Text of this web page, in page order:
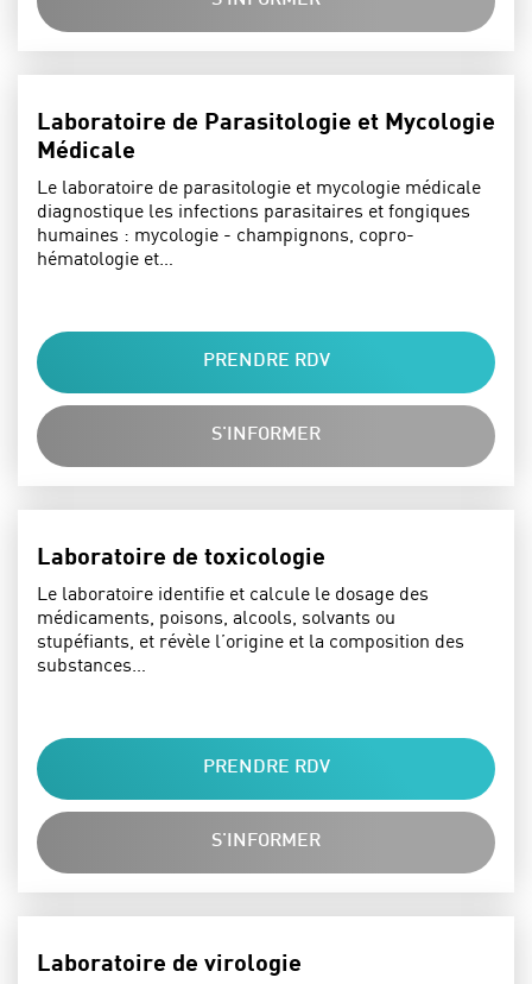
Laboratoire de Parasitologie et Mycologie
Médicale
Le laboratoire de parasitologie et mycologie médicale
diagnostique les infections parasitaires et fongiques
humaines : mycologie - champignons, copro-
hématologie et…
PRENDRE RDV
S'INFORMER
Laboratoire de toxicologie
Le laboratoire identifie et calcule le dosage des
médicaments, poisons, alcools, solvants ou
stupéfiants, et révèle l’origine et la composition des
substances…
PRENDRE RDV
S'INFORMER
Laboratoire de virologie